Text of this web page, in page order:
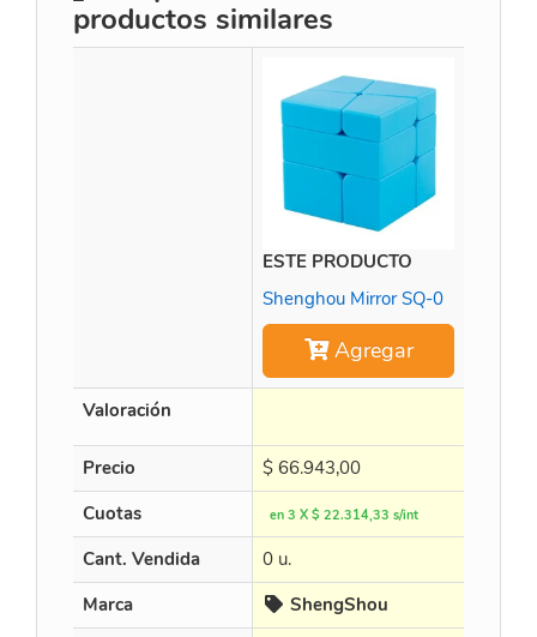
productos similares
ESTE PRODUCTO
Shenghou Mirror SQ-0
Agregar
Valoración
Precio $ 66.943,00
Cuotas
en 3 X $ 22.314,33 s/int
Cant. Vendida 0 u.
Marca ShengShou